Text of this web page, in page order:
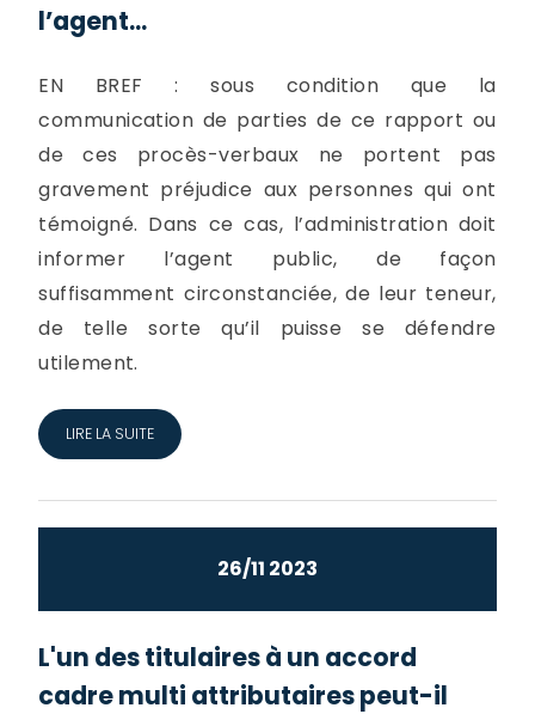
l’agent...
EN BREF : sous condition que la
communication de parties de ce rapport ou
de ces procès-verbaux ne portent pas
gravement préjudice aux personnes qui ont
témoigné. Dans ce cas, l’administration doit
informer l’agent public, de façon
suffisamment circonstanciée, de leur teneur,
de telle sorte qu’il puisse se défendre
utilement.
LIRE LA SUITE
26/11 2023
L'un des titulaires à un accord
cadre multi attributaires peut-il